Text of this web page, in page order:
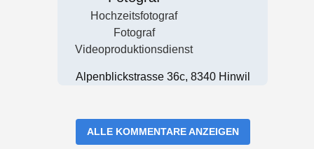
Hochzeitsfotograf
Fotograf
Videoproduktionsdienst
Alpenblickstrasse 36c, 8340 Hinwil
ALLE KOMMENTARE ANZEIGEN